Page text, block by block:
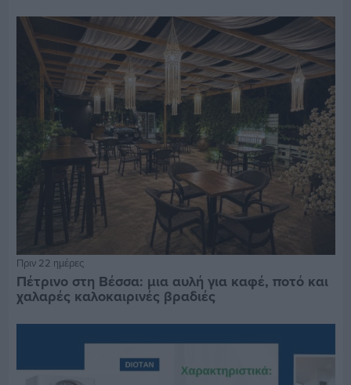
Πριν 22 ημέρες
Πέτρινο στη Βέσσα: μια αυλή για καφέ, ποτό και
χαλαρές καλοκαιρινές βραδιές